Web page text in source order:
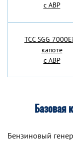
с АВР
TCC SGG
капоте
с АВР
Базовая
Бензиновый